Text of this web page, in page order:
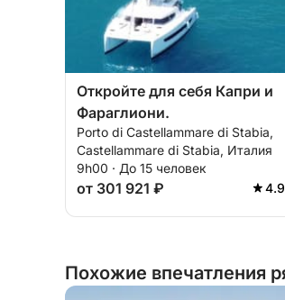
Откройте для себя Капри и
Фараглиони.
Porto di Castellammare di Stabia,
Castellammare di Stabia, Италия
9h00 · До 15 человек
от 301 921 ₽
Похожие впечатления